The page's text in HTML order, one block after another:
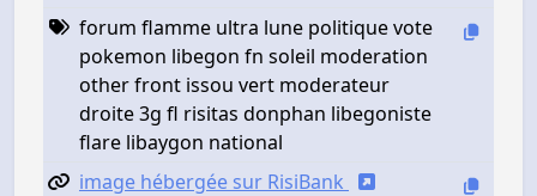
forum flamme ultra lune politique vote
pokemon libegon fn soleil moderation
other front issou vert moderateur
droite 3g fl risitas donphan libegoniste
flare libaygon national
image hébergée sur RisiBank